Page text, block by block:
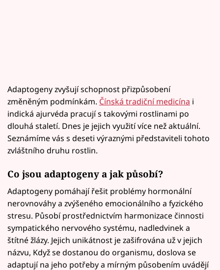
Adaptogeny zvyšují schopnost přizpůsobení
změněným podmínkám. Čínská tradiční medicína i
indická ajurvéda pracují s takovými rostlinami po
dlouhá staletí. Dnes je jejich využití více než aktuální.
Seznámíme vás s deseti výraznými představiteli tohoto
zvláštního druhu rostlin.
Co jsou adaptogeny a jak působí?
Adaptogeny pomáhají řešit problémy hormonální
nerovnováhy a zvýšeného emocionálního a fyzického
stresu. Působí prostřednictvím harmonizace činnosti
sympatického nervového systému, nadledvinek a
štítné žlázy. Jejich unikátnost je zašifrována už v jejich
názvu, Když se dostanou do organismu, doslova se
adaptují na jeho potřeby a mírným působením uvádějí